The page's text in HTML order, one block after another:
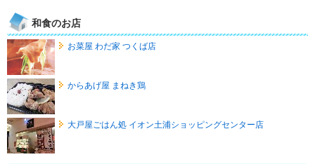
和食のお店
お菜屋 わだ家 つくば店
からあげ屋 まねき鶏
大戸屋ごはん処 イオン土浦ショッピングセンター店